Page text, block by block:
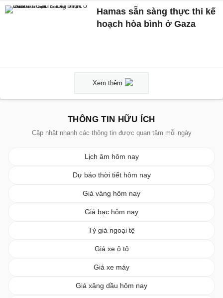
Hamas sẵn sàng thực thi kế
hoạch hòa bình ở Gaza
Xem thêm
THÔNG TIN HỮU ÍCH
Cập nhật nhanh các thông tin được quan tâm mỗi ngày
Lịch âm hôm nay
Dự báo thời tiết hôm nay
Giá vàng hôm nay
Giá bạc hôm nay
Tỷ giá ngoại tệ
Giá xe ô tô
Giá xe máy
Giá xăng dầu hôm nay